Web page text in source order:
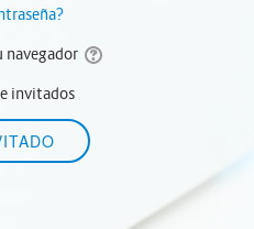
navegador
invitados